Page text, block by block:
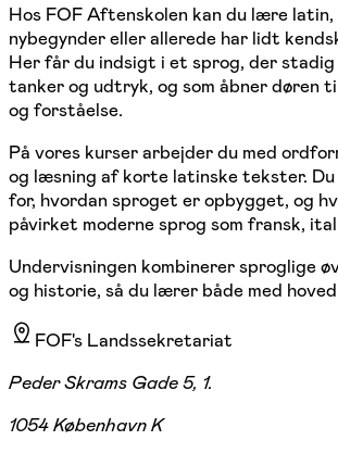
Hos FOF Aftenskolen kan du lære latin,
nybegynder eller allerede har lidt
Her får du indsigt i et sprog, der stadig
tanker og udtryk, og som åbner døren
og forståelse.
På vores kurser arbejder du med
og læsning af korte latinske tekster.
for, hvordan sproget er opbygget, og
påvirket moderne sprog som fransk,
Undervisningen kombinerer sproglige
og historie, så du lærer både med
FOF's Landssekretariat
Peder Skrams Gade 5, 1.
1054 København K